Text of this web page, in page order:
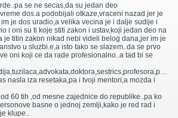
se ne secas,da su jedan deo
dos.a podobijali otkaze,vraceni nazad jer je
je dos uradio,a velika vecina je i dalje sudije i
i oni su ti koje stiti zakon i ustav,koji jedan deo na
je titin zakon nikad nebi videli belog dana,jer im je
u sluzbi.e,a isto tako se slazem..da se prvo
oni koji ce da rade profesionalno..a tad bi se
nasla iza resetaka,pa i tvoji mentori,a mozda i
60 tih ,od mesne zajednice do republike..pa ko
basne o jednoj zemlji,kako je red rad i
klupe..